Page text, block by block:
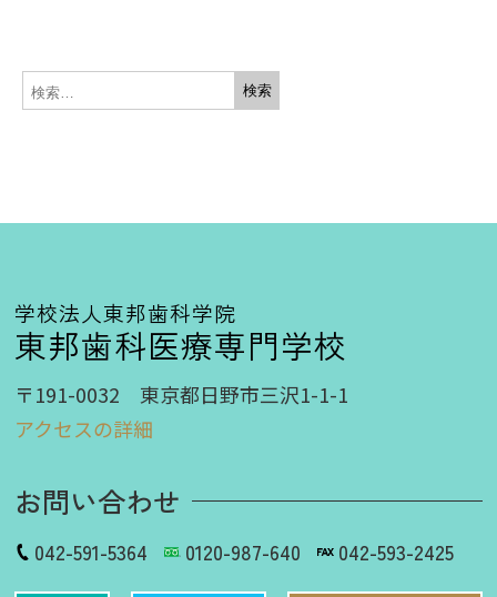
学校法人東邦歯科学院
東邦歯科医療専門学校
〒191-0032 東京都日野市三沢1-1-1
アクセスの詳細
お問い合わせ
042-591-5364 0120-987-640 042-593-2425